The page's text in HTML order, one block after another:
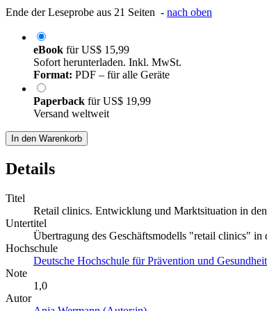
Ende der Leseprobe aus 21 Seiten - nach oben
eBook fürUS$ 15,99
Sofort herunterladen. Inkl. MwSt.
Format: PDF – für alle Geräte
Paperback fürUS$ 19,99
Versand weltweit
In den Warenkorb
Details
Titel
Retail clinics. Entwicklung und Marktsituation in
Untertitel
Übertragung des Geschäftsmodells "retail clinics" in
Hochschule
Deutsche Hochschule für Prävention und
Note
1,0
Autor